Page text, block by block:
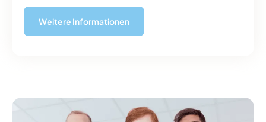
Weitere Informationen